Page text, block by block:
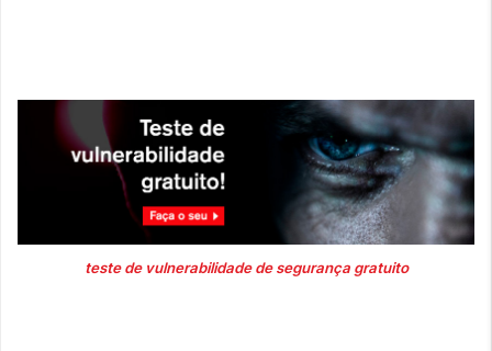
teste de vulnerabilidade de segurança gratuito